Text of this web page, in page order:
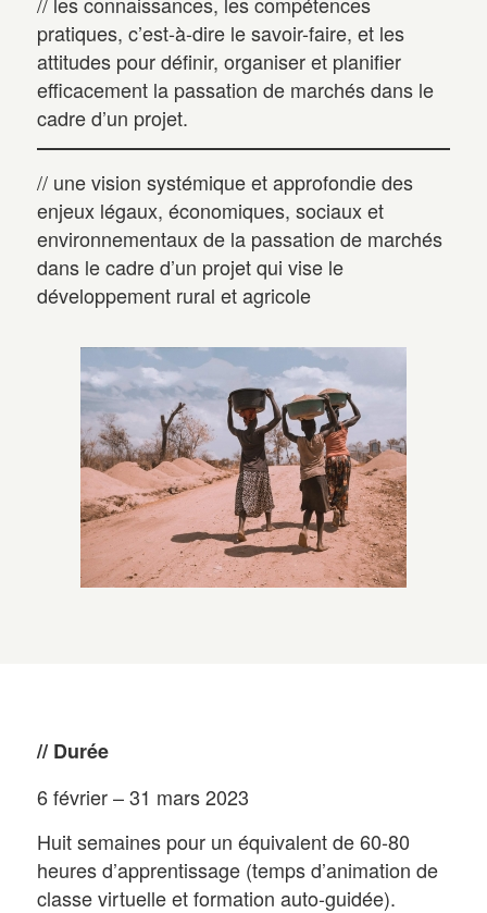
pratiques, c’est-à-dire le savoir-faire, et les
attitudes pour définir, organiser et planifier
efficacement la passation de marchés dans le
cadre d’un projet.
// une vision systémique et approfondie des
enjeux légaux, économiques, sociaux et
environnementaux de la passation de marchés
dans le cadre d’un projet qui vise le
développement rural et agricole
// Durée
6 février – 31 mars 2023
Huit semaines pour un équivalent de 60-80
heures d’apprentissage (temps d’animation de
classe virtuelle et formation auto-guidée).